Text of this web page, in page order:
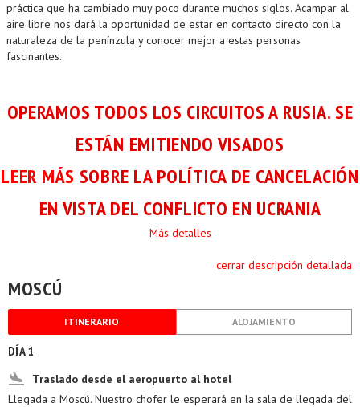
práctica que ha cambiado muy poco durante muchos siglos. Acampar al
aire libre nos dará la oportunidad de estar en contacto directo con la
naturaleza de la penínzula y conocer mejor a estas personas
fascinantes.
OPERAMOS TODOS LOS CIRCUITOS A RUSIA. SE
ESTÁN EMITIENDO VISADOS
LEER MÁS SOBRE LA POLÍTICA DE CANCELACIÓN
EN VISTA DEL CONFLICTO EN UCRANIA
Más detalles
cerrar descripción detallada
MOSCÚ
ITINERARIO ALOJAMIENTO
DÍA 1
Traslado desde el aeropuerto al hotel
Llegada a Moscú. Nuestro chofer le esperará en la sala de llegada del